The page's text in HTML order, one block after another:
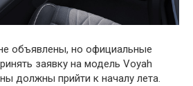
объявлены, но официальные
заявку на модель Voyah
должны прийти к началу лета.